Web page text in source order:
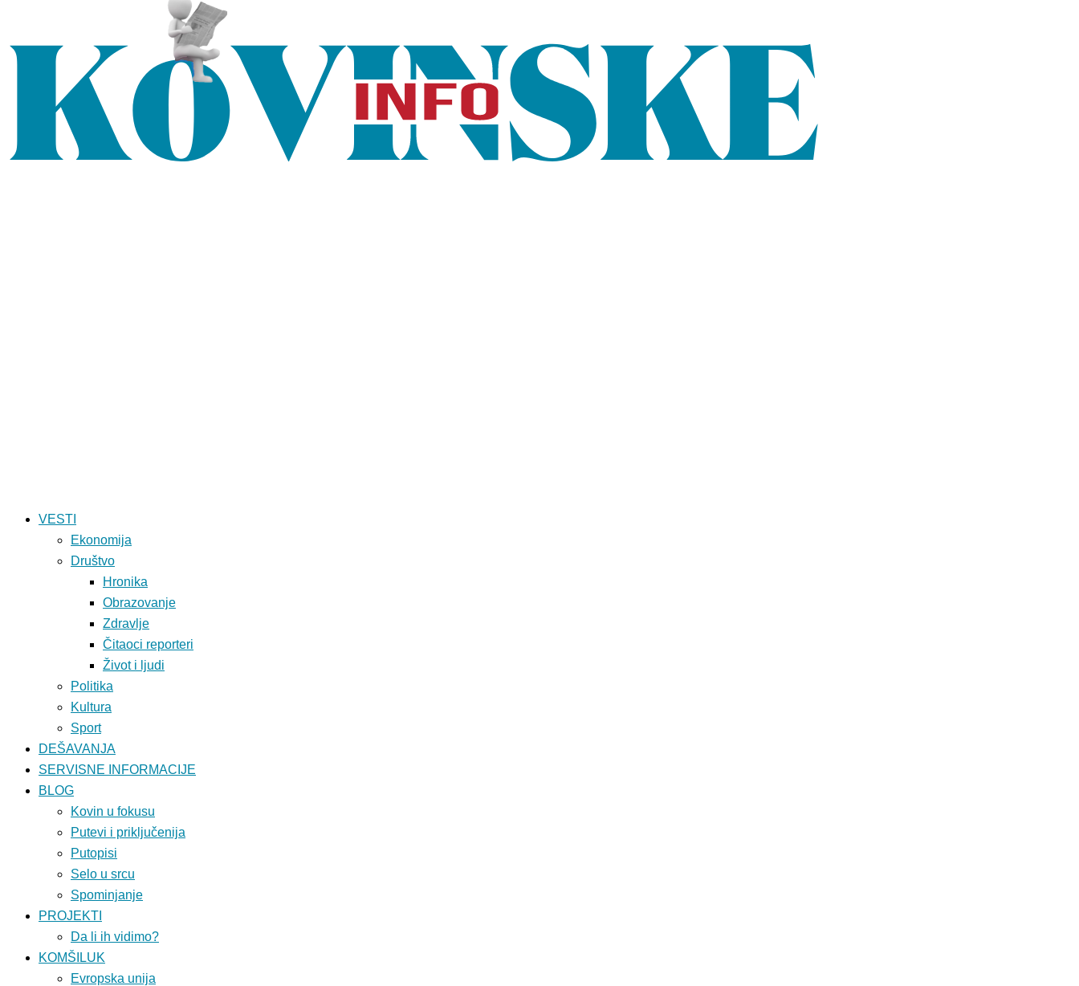
VESTI
Ekonomija
Društvo
Hronika
Obrazovanje
Zdravlje
Čitaoci reporteri
Život i ljudi
Politika
Kultura
Sport
DEŠAVANJA
SERVISNE INFORMACIJE
BLOG
Kovin u fokusu
Putevi i priključenija
Putopisi
Selo u srcu
Spominjanje
PROJEKTI
Da li ih vidimo?
KOMŠILUK
Evropska unija